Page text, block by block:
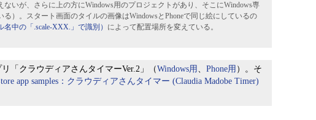
いが、さらに上の方にWindows用のプロジェクトがあり、そこにWindows専
）。スタート画面のタイルの画像はWindowsとPhoneで同じ絵にしているの
中の「.scale-XXX.」で識別） によって配置場所を変えている。
「クラウディアさんタイマーVer.2」（Windows用 、 Phone用 ）。そ
app samples：クラウディアさんタイマー (Claudia Madobe Timer)